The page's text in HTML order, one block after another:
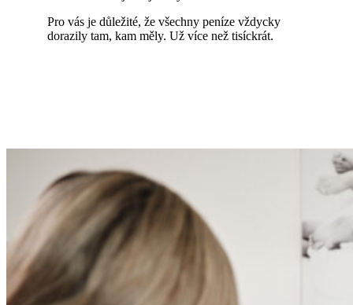
Pro vás je důležité, že všechny peníze vždycky
dorazily tam, kam měly. Už více než tisíckrát.